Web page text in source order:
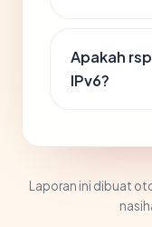
Apakah
IPv6?
Laporan ini dibuat